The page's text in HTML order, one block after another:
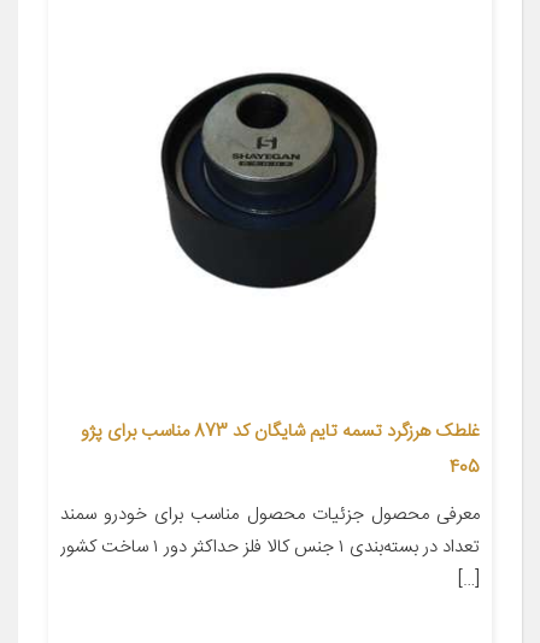
غلطک هرزگرد تسمه تایم شایگان کد 873 مناسب برای پژو
405
معرفی محصول جزئیات محصول مناسب برای خودرو سمند
تعداد در بسته‌بندی ۱ جنس کالا فلز حداکثر دور ۱ ساخت کشور
[…]